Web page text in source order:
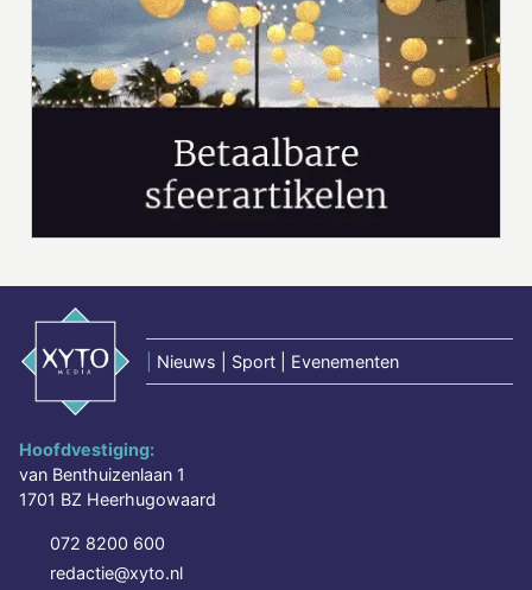
Nieuws | Sport | Evenementen
Hoofdvestiging:
van Benthuizenlaan 1
1701 BZ Heerhugowaard
072 8200 600
redactie@xyto.nl